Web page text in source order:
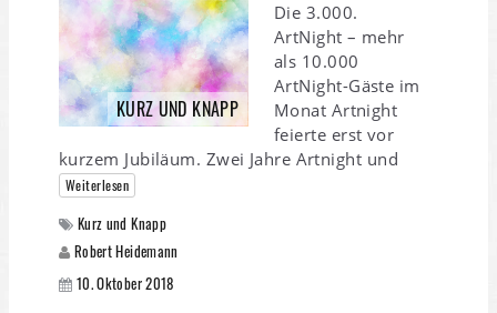
KURZ UND KNAPP
Die 3.000.
ArtNight – mehr
als 10.000
ArtNight-Gäste im
Monat Artnight
feierte erst vor
kurzem Jubiläum. Zwei Jahre Artnight und
Weiterlesen
Kurz und Knapp
Robert Heidemann
10. Oktober 2018